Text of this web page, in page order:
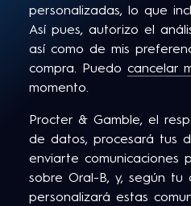
personalizadas, lo que
Así pues, autorizo el
así como de mis
compra. Puedo cancelar
momento.
Procter & Gamble, el
de datos, procesará tus
enviarte comunicaciones
sobre Oral-B, y, según tu
personalizará estas